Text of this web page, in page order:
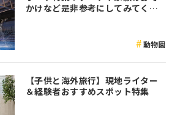
かけなど是非参考にしてみてくだ
動物園
【子供と海外旅行】現地ライター
＆経験者おすすめスポット特集